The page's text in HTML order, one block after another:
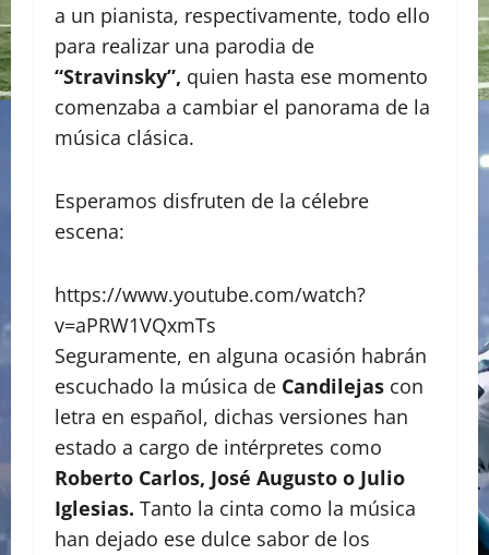
a un pianista, respectivamente, todo ello
para realizar una parodia de
“Stravinsky”, quien hasta ese momento
comenzaba a cambiar el panorama de la
música clásica.
Esperamos disfruten de la célebre
escena:
https://www.youtube.com/watch?
v=aPRW1VQxmTs
Seguramente, en alguna ocasión habrán
escuchado la música de Candilejas con
letra en español, dichas versiones han
estado a cargo de intérpretes como
Roberto Carlos, José Augusto o Julio
Iglesias. Tanto la cinta como la música
han dejado ese dulce sabor de los